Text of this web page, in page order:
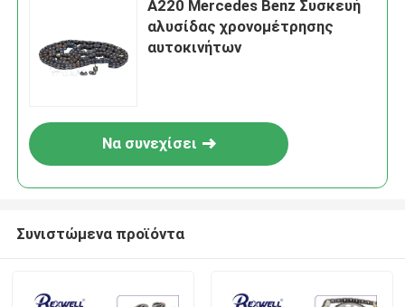
Α220 Mercedes Benz Συσκευή
αλυσίδας χρονομέτρησης
αυτοκινήτων
Να συνεχίσει
Συνιστώμενα προϊόντα